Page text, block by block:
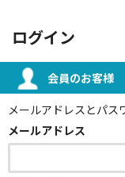
ログイン
会員のお客様
メールアドレスとパス
メールアドレス